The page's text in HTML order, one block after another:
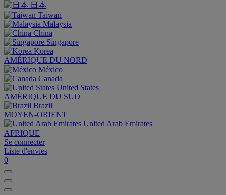
日本
Taiwan
Malaysia
China
Singapore
Korea
AMÉRIQUE DU NORD
México
Canada
United States
AMÉRIQUE DU SUD
Brazil
MOYEN-ORIENT
United Arab Emirates
AFRIQUE
Se connecter
Liste d'envies
0